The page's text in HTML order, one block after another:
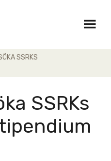
SSRKS
SSRKs